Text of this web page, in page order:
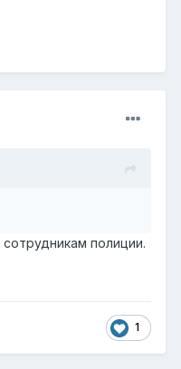
полиции.
1